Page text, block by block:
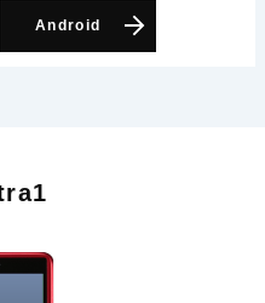
Android